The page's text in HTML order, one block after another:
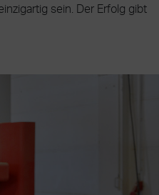
sein. Der Erfolg gibt